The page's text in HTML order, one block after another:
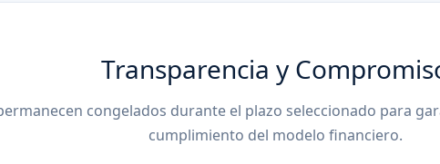
Transparencia y
congelados durante el plazo seleccionado para
cumplimiento del modelo financiero.